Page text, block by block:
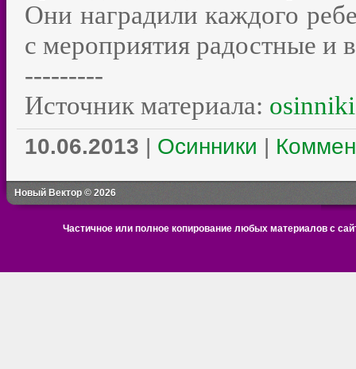
Они наградили каждого
с мероприятия радостные и
---------
Источник материала:
10.06.2013 | Осинники |
Новый Вектор © 2026
Частичное или полное копирование любых материалов с